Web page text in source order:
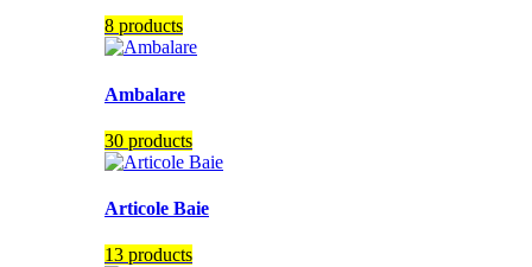
8 products
Ambalare
30 products
Articole Baie
13 products